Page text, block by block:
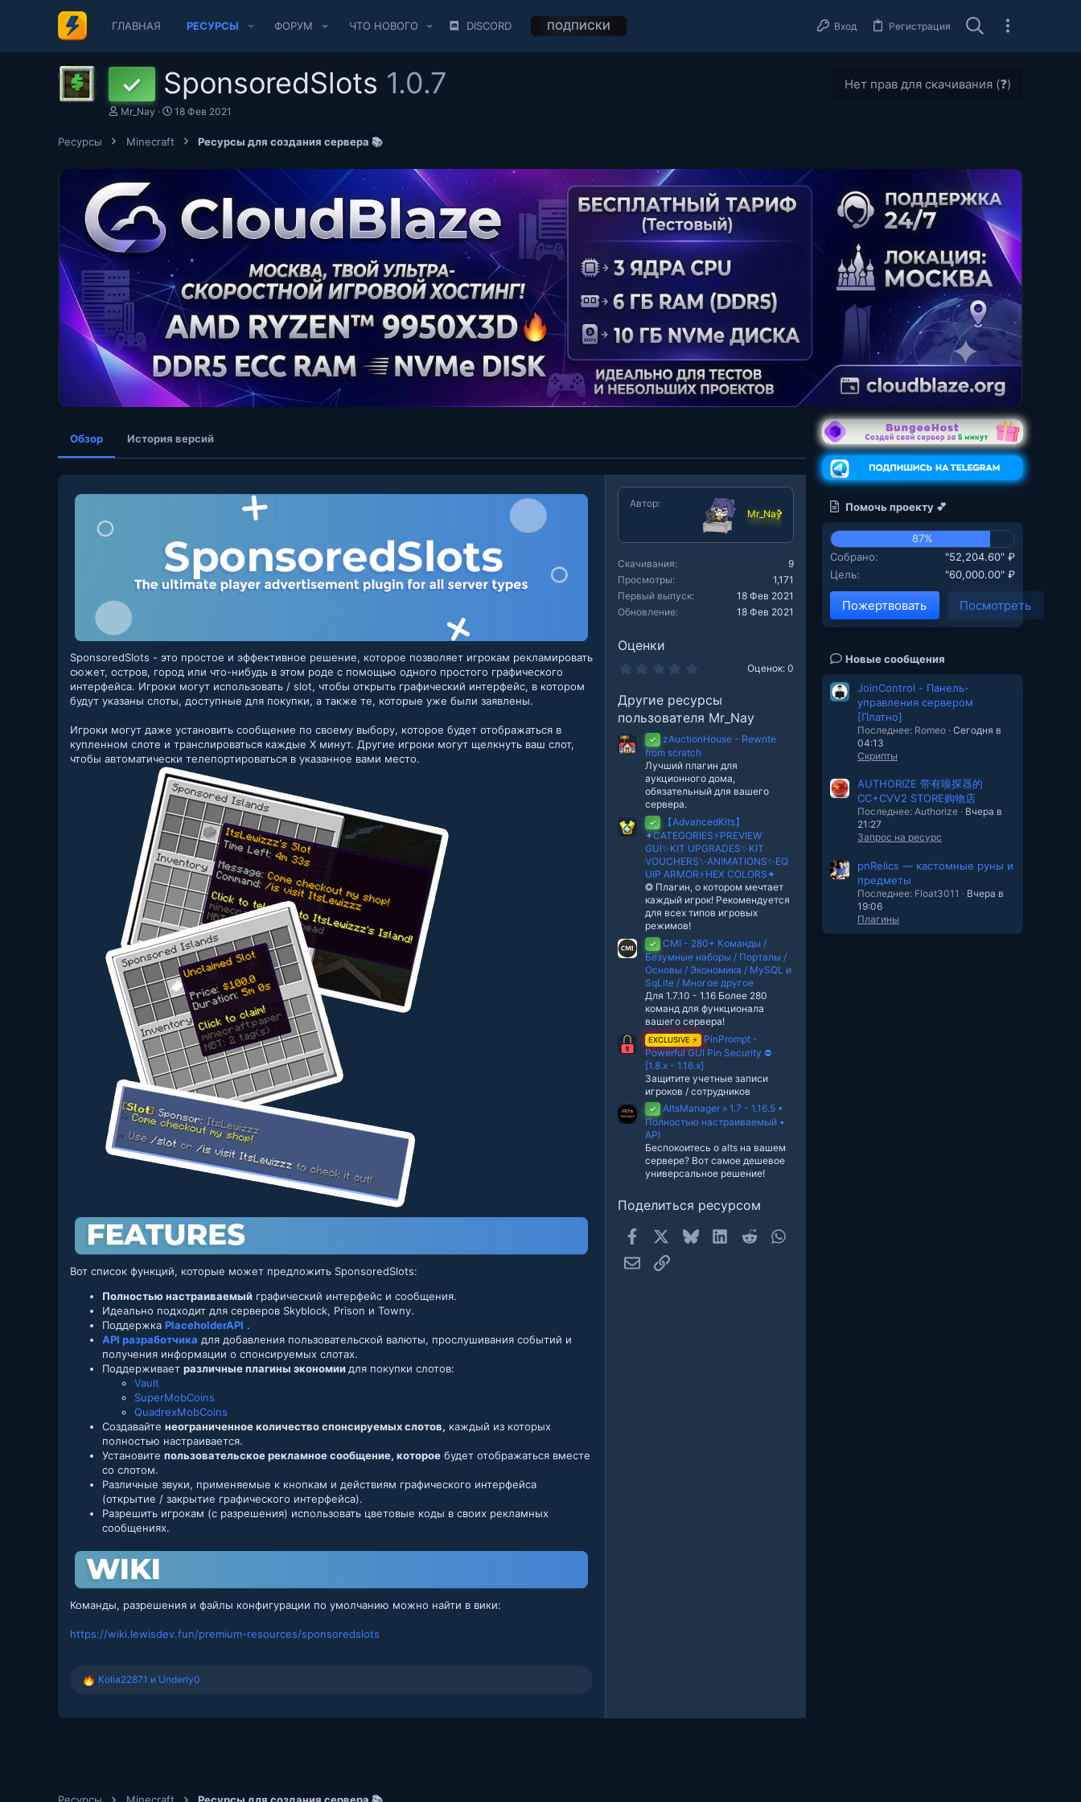
ГЛАВНАЯ РЕСУРСЫ ФОРУМ ЧТО НОВОГО DISCORD ПОДПИСКИ Вход Регистрация
✓ SponsoredSlots 1.0.7 Нет прав для скачивания (❓)
А
Mr_Nay
Д
18 Фев 2021
Ресурсы Minecraft Ресурсы для создания сервера 📚
Обзор История версий
SponsoredSlots - это простое и эффективное решение, которое позволяет игрокам рекламировать
сюжет, остров, город или что-нибудь в этом роде с помощью одного простого графического
интерфейса. Игроки могут использовать / slot, чтобы открыть графический интерфейс, в котором
будут указаны слоты, доступные для покупки, а также те, которые уже были заявлены.
Игроки могут даже установить сообщение по своему выбору, которое будет отображаться в
купленном слоте и транслироваться каждые X минут. Другие игроки могут щелкнуть ваш слот,
чтобы автоматически телепортироваться в указанное вами место.
Вот список функций, которые может предложить SponsoredSlots:
Полностью настраиваемый графический интерфейс и сообщения.
Идеально подходит для серверов Skyblock, Prison и Towny.
Поддержка PlaceholderAPI .
API разработчика для добавления пользовательской валюты, прослушивания событий и
получения информации о спонсируемых слотах.
Поддерживает различные плагины экономии для покупки слотов:
Vault
SuperMobCoins
QuadrexMobCoins
Создавайте неограниченное количество спонсируемых слотов, каждый из которых
полностью настраивается.
Установите пользовательское рекламное сообщение, которое будет отображаться вместе
со слотом.
Различные звуки, применяемые к кнопкам и действиям графического интерфейса
(открытие / закрытие графического интерфейса).
Разрешить игрокам (с разрешения) использовать цветовые коды в своих рекламных
сообщениях.
Команды, разрешения и файлы конфигурации по умолчанию можно найти в вики:
https://wiki.lewisdev.fun/premium-resources/sponsoredslots
Р
Kolia22871 и Underly0
Автор
Mr_Nay
Скачивания
9
Просмотры
1,171
Первый выпуск
18 Фев 2021
Обновление
18 Фев 2021
Оценки
0
з
в
е
з
д
Оценок: 0
Другие ресурсы
пользователя Mr_Nay
✓
zAuctionHouse - Rewrite
from scratch
Лучший плагин для
аукционного дома,
обязательный для вашего
сервера.
✓
【AdvancedKits】
✦CATEGORIES⚡️PREVIEW
GUI✨KIT UPGRADES✨KIT
VOUCHERS✨ANIMATIONS✨EQ
UIP ARMOR⚡️HEX COLORS✦
❂ Плагин, о котором мечтает
каждый игрок! Рекомендуется
для всех типов игровых
режимов!
✓
CMI - 280+ Команды /
Безумные наборы / Порталы /
Основы / Экономика / MySQL и
SqLite / Многое другое
Для 1.7.10 - 1.16 Более 280
команд для функционала
вашего сервера!
EXCLUSIVE ⚡
PinPrompt -
Powerful GUI Pin Security ⛔️
[1.8.x - 1.16.x]
Защитите учетные записи
игроков / сотрудников
✓
AltsManager » 1.7 - 1.16.5 •
Полностью настраиваемый •
API
Беспокоитесь о alts на вашем
сервере? Вот самое дешевое
универсальное решение!
Поделиться ресурсом
Facebook Bluesky LinkedInReddit
Электронная почта
Ссылка
Помочь проекту 💕
87%
Собрано
"52,204.60" ₽
Цель
"60,000.00" ₽
Пожертвовать Посмотреть
Новые сообщения
JoinControl - Панель-
управления сервером
[Платно]
Последнее: Romeo Сегодня в
04:13
Скрипты
AUTHORIZE 带有嗅探器的
CC+CVV2 STORE购物店
Последнее: Authorize
Вчера в
21:27
Запрос на ресурс
pnRelics — кастомные руны и
предметы
Последнее: Float3011
Вчера в
19:06
Плагины